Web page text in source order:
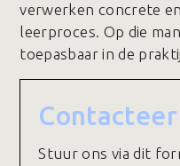
verwerken concrete
leerproces. Op die
toepasbaar in de
Stuur ons via dit